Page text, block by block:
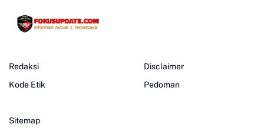
Redaksi
Kode Etik
Disclaimer
Pedoman
Sitemap